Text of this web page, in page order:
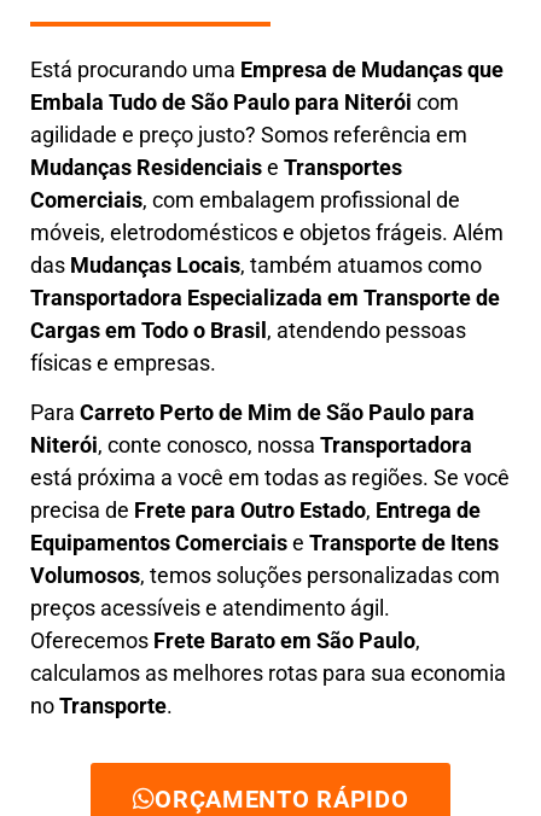
Está procurando uma Empresa de Mudanças que
Embala Tudode São Paulo para Niterói com
agilidade e preço justo? Somos referência em
Mudanças Residenciaise Transportes
Comerciais, com embalagem profissional de
móveis, eletrodomésticos e objetos frágeis. Além
das Mudanças Locais, também atuamos como
Transportadora Especializada em Transporte de
Cargas em Todo o Brasil, atendendo pessoas
físicas e empresas.
Para Carreto Perto de Mim de São Paulo para
Niterói, conte conosco, nossa Transportadora
está próxima a você em todas as regiões. Se você
precisa de Frete para Outro Estado, Entrega de
Equipamentos Comerciaise Transporte de Itens
Volumosos, temos soluções personalizadas com
preços acessíveis e atendimento ágil .
Oferecemos Frete Baratoem São Paulo,
calculamos as melhores rotas para sua economia
noTransporte.
ORÇAMENTO RÁPIDO